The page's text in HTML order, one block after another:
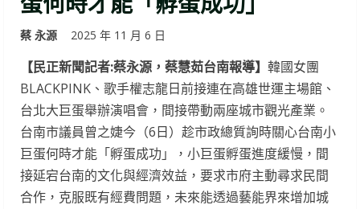
蔡 永源 2025 年 11 月 6 日
【民正新聞記者:蔡永源，蔡慧茹台南報導】 韓國女團
BLACKPINK、歌手權志龍日前接連在高雄世運主場館、
台北大巨蛋舉辦演唱會，間接帶動兩座城市觀光產業。
台南市議員曾之婕今（6日）趁市政總質詢時關心台南小
巨蛋何時才能「孵蛋成功」，小巨蛋孵蛋進度緩慢，間
接延宕台南的文化與經濟效益，要求市府主動尋求民間
合作，克服既有經費問題，未來能透過藝能界來增加城